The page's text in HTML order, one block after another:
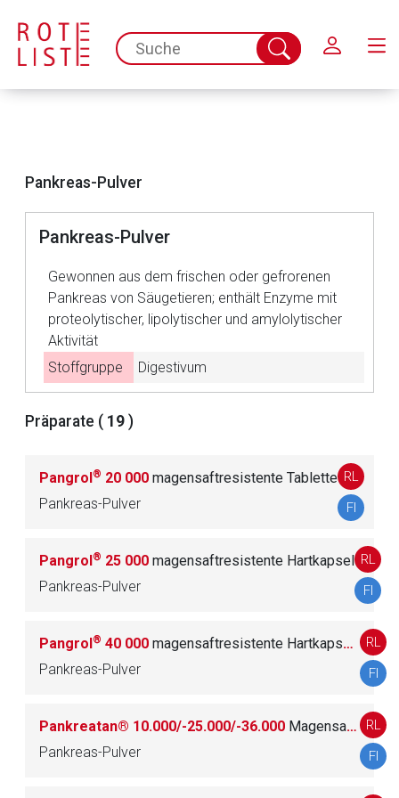
spc.search.input.placeholder
Suche
abschicken
Pankreas-Pulver
Pankreas-Pulver
Gewonnen aus dem frischen oder gefrorenen
Pankreas von Säugetieren; enthält Enzyme mit
proteolytischer, lipolytischer und amylolytischer
Aktivität
Stoffgruppe
Digestivum
Präparate ( 19 )
Pangrol® 20 000 magensaftresistente Tablette
Pankreas-Pulver
RL
FI
Pangrol® 25 000 magensaftresistente Hartkapsel
Pankreas-Pulver
RL
FI
Pangrol® 40 000 magensaftresistente Hartkapseln
Pankreas-Pulver
RL
FI
Pankreatan® 10.000/-25.000/-36.000 Magensaftresistente Hartkapseln
Pankreas-Pulver
RL
FI
Aufruf einer externen Seite
Der von Ihnen aufgerufene Link öffnet eine externe Web-
Betreiber verantwortlich. Ebenso gelten dort ggf. andere
Datenschutzbestimmungen.